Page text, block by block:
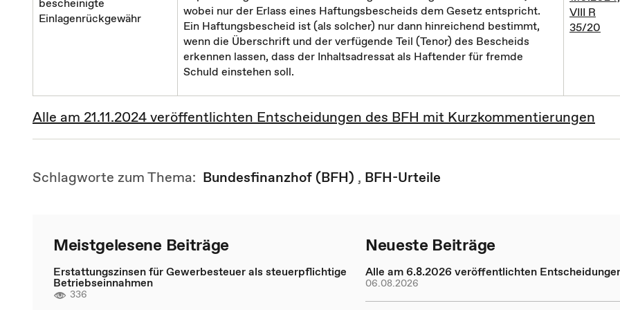
Einlagenrückgewähr
wobei nur der Erlass eines Haftungsbescheids dem Gesetz entspricht.
Ein Haftungsbescheid ist (als solcher) nur dann hinreichend bestimmt,
wenn die Überschrift und der verfügende Teil (Tenor) des Bescheids
erkennen lassen, dass der Inhaltsadressat als Haftender für fremde
Schuld einstehen soll.
VIII R
35/20
Alle am 21.11.2024 veröffentlichten Entscheidungen des BFH mit Kurzkommentierungen
Schlagworte zum Thema: Bundesfinanzhof (BFH) , BFH-Urteile
Meistgelesene Beiträge
Erstattungszinsen für Gewerbesteuer als steuerpflichtige
Betriebseinnahmen
336
Neueste Beiträge
Alle am 6.8.2026 veröffentlichten
06.08.2026